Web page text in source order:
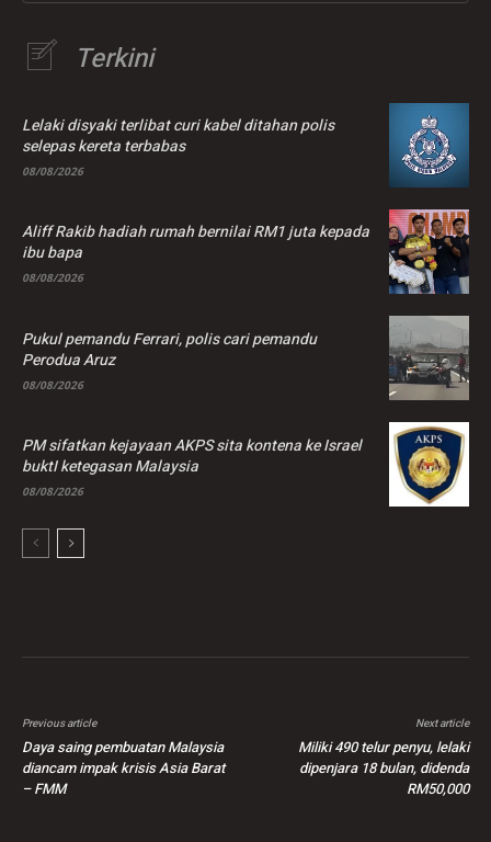
Terkini
Lelaki disyaki terlibat curi kabel ditahan polis
selepas kereta terbabas
08/08/2026
Aliff Rakib hadiah rumah bernilai RM1 juta kepada
ibu bapa
08/08/2026
Pukul pemandu Ferrari, polis cari pemandu
Perodua Aruz
08/08/2026
PM sifatkan kejayaan AKPS sita kontena ke Israel
buktI ketegasan Malaysia
08/08/2026
Previous article
Daya saing pembuatan Malaysia
diancam impak krisis Asia Barat
– FMM
Next article
Miliki 490 telur penyu, lelaki
dipenjara 18 bulan, didenda
RM50,000